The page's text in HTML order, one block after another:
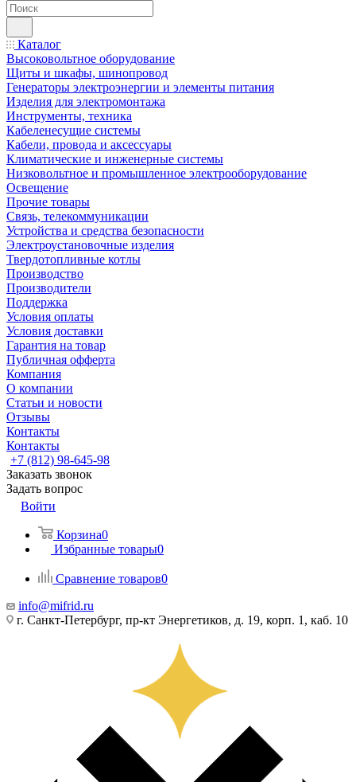
Каталог
Высоковольтное оборудование
Щиты и шкафы, шинопровод
Генераторы электроэнергии и элементы питания
Изделия для электромонтажа
Инструменты, техника
Кабеленесущие системы
Кабели, провода и аксессуары
Климатические и инженерные системы
Низковольтное и промышленное электрооборудование
Освещение
Прочие товары
Связь, телекоммуникации
Устройства и средства безопасности
Электроустановочные изделия
Твердотопливные котлы
Производство
Производители
Поддержка
Условия оплаты
Условия доставки
Гарантия на товар
Публичная офферта
Компания
О компании
Статьи и новости
Отзывы
Контакты
Контакты
+7 (812) 98-645-98
Заказать звонок
Задать вопрос
Войти
Корзина0
Избранные товары0
Сравнение товаров0
info@mifrid.ru
г. Санкт-Петербург, пр-кт Энергетиков, д. 19, корп. 1, каб. 10